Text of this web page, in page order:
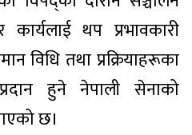
थप प्रभावकारी
विधि तथा प्रक्रियाहरूका
हुने नेपाली सेनाको
छ।